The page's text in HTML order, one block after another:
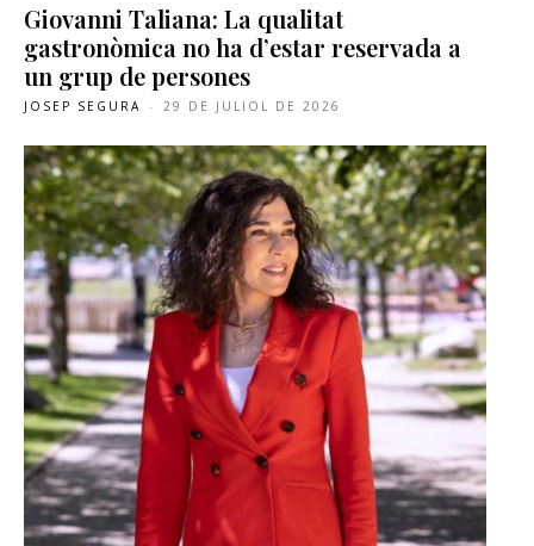
Giovanni Taliana: La qualitat
gastronòmica no ha d’estar reservada a
un grup de persones
JOSEP SEGURA - 29 DE JULIOL DE 2026